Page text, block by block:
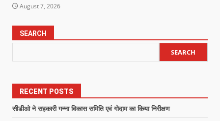
August 7, 2026
SEARCH
SEARCH
RECENT POSTS
सीडीओ ने सहकारी गन्ना विकास समिति एवं गोदाम का किया निरीक्षण